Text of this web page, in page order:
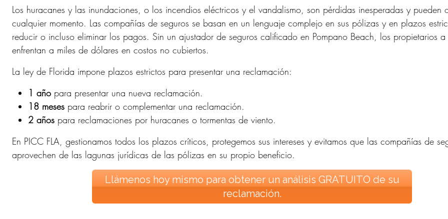
Los huracanes y las inundaciones, o los incendios eléctricos y el vandalismo, son pérdidas inesperadas y pueden
cualquier momento. Las compañías de seguros se basan en un lenguaje complejo en sus pólizas y en plazos
reducir o incluso eliminar los pagos. Sin un ajustador de seguros calificado en Pompano Beach, los propietarios a
enfrentan a miles de dólares en costos no cubiertos.
La ley de Florida impone plazos estrictos para presentar una reclamación:
1 año para presentar una nueva reclamación.
18 meses para reabrir o complementar una reclamación.
2 años para reclamaciones por huracanes o tormentas de viento.
En PICC FLA, gestionamos todos los plazos críticos, protegemos sus intereses y evitamos que las compañías de
aprovechen de las lagunas jurídicas de las pólizas en su propio beneficio.
Llámenos hoy mismo para obtener un análisis GRATUITO de su
reclamación.